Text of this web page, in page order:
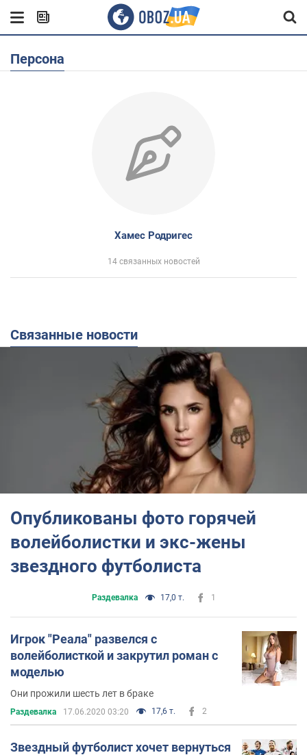
Персона
Хамес Родригес
14 связанных новостей
Связанные новости
Опубликованы фото горячей
волейболистки и экс-жены
звездного футболиста
Раздевалка 17,0 т. 1
Игрок "Реала" развелся с
волейболисткой и закрутил роман с
моделью
Они прожили шесть лет в браке
Раздевалка 17.06.2020 03:20 17,6 т. 2
Звездный футболист хочет вернуться